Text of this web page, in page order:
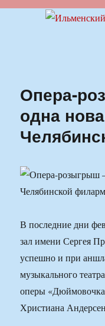
Ильменский
Опера-
одна
В последние дни
зал имени Сергея
успешно и при
музыкального
оперы
Христиана